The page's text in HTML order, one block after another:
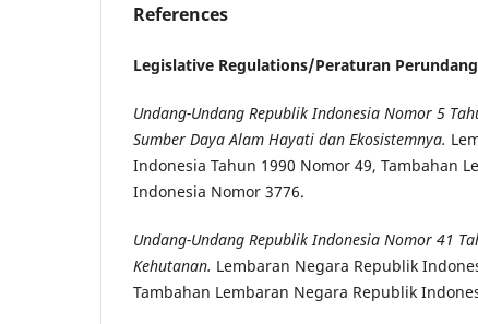
References
Legislative Regulations/Peraturan
Undang-Undang Republik Indonesia Nomor 5
Sumber Daya Alam Hayati dan Ekosistemnya.
Indonesia Tahun 1990 Nomor 49, Tambahan
Indonesia Nomor 3776.
Undang-Undang Republik Indonesia Nomor 41
Kehutanan. Lembaran Negara Republik
Tambahan Lembaran Negara Republik